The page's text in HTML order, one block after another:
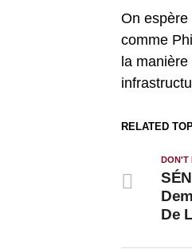
On espère
comme
la
RELATED
DON'T
De